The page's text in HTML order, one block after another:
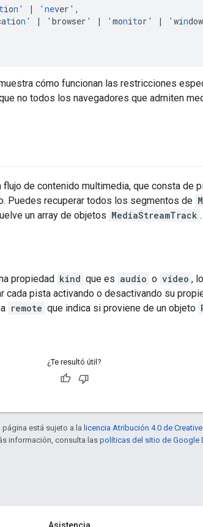
tion ' | ' never' ,
tion ' | 'browser' | 'monitor' | 'win
cómo funcionan las restricciones
no todos los navegadores que admiten
flujo de contenido multimedia, que consta de
Puedes recuperar todos los segmentos de
un array de objetos MediaStreamTrack .
propiedad kind que es audio o video ,
cada pista activando o desactivando su
remote que indica si proviene de un objeto
¿Te resultó útil?
está sujeto a la licencia Atribución 4.0 de
información, consulta laspolíticas del sitio de Google